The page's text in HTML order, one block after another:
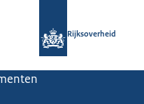
Rijksoverheid